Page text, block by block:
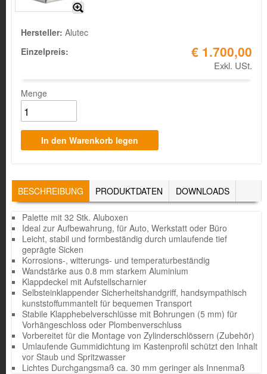
Hersteller: Alutec
Einzelpreis:
€ 1.700,00
Exkl. USt.
Menge
TABS
BESCHREIBUNG (AKTIVER
REITER)
PRODUKTDATEN DOWNLOADS
Palette mit 32 Stk. Aluboxen
Ideal zur Aufbewahrung, für Auto, Werkstatt oder Büro
Leicht, stabil und formbeständig durch umlaufende tief
geprägte Sicken
Korrosions-, witterungs- und temperaturbeständig
Wandstärke aus 0.8 mm starkem Aluminium
Klappdeckel mit Aufstellscharnier
Selbsteinklappender Sicherheitshandgriff, handsympathisch
kunststoffummantelt für bequemen Transport
Stabile Klapphebelverschlüsse mit Bohrungen (5 mm) für
Vorhängeschloss oder Plombenverschluss
Vorbereitet für die Montage von Zylinderschlössern (Zubehör)
Umlaufende Gummidichtung im Kastenprofil schützt den Inhalt
vor Staub und Spritzwasser
Lichtes Durchgangsmaß ca. 30 mm geringer als Innenmaß